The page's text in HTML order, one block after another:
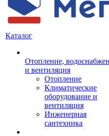
Каталог
Отопление,
и вентиляция
Отопление
Климатические
оборудование и
вентиляция
Инженерная
сантехника